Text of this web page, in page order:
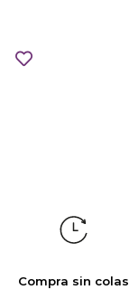
Compra sin colas